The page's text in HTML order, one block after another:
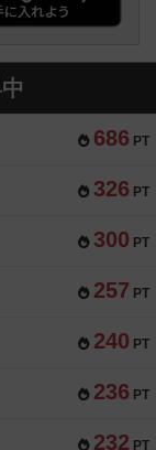
686 PT
326 PT
300 PT
257 PT
240 PT
236 PT
232 PT